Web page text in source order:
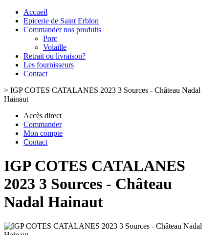
Accueil
Epicerie de Saint Erblon
Commander nos produits
Porc
Volaille
Retrait ou livraison?
Les fournisseurs
Contact
> IGP COTES CATALANES 2023 3 Sources - Château Nadal
Hainaut
Accès direct
Commander
Mon compte
Contact
IGP COTES CATALANES
2023 3 Sources - Château
Nadal Hainaut